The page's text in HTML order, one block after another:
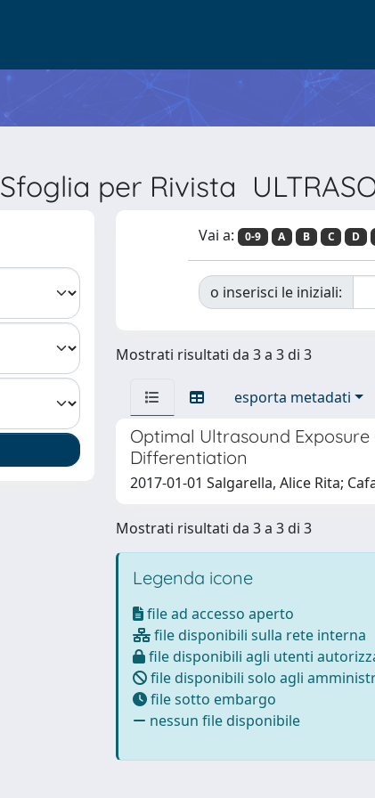
Sfoglia per Rivista
Vai a: 0-9 A B C D
o inserisci le iniziali:
Mostrati risultati da 3 a 3 di 3
esporta metadati
Optimal Ultrasound
Differentiation
2017-01-01 Salgarella, Alice Rita;
Mostrati risultati da 3 a 3 di 3
Legenda icone
file ad accesso aperto
file disponibili sulla rete interna
file disponibili agli utenti
file disponibili solo agli
file sotto embargo
nessun file disponibile